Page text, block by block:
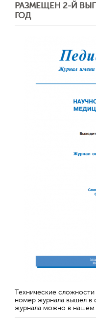
РАЗМЕЩЕН 2-Й
ГОД
Технические
номер журнала вышел в
журнала можно в нашем